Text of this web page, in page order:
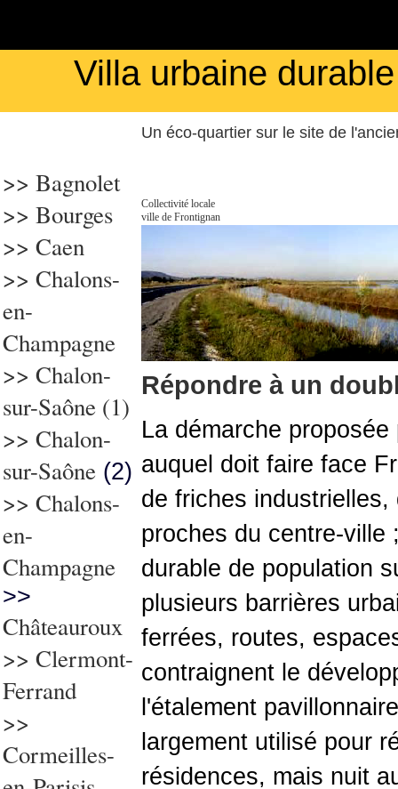
Villa urbaine
Un éco-quartier sur le site de
>> Bagnolet
>> Bourges
>> Caen
>> Chalons-
en-
Champagne
>> Chalon-
sur-Saône (1)
>> Chalon-
sur-Saône (2)
>> Chalons-
en-
Champagne
>>
Châteauroux
>> Clermont-
Ferrand
>>
Cormeilles-
Collectivité locale
ville de Frontignan
Répondre à un
La démarche
auquel doit faire face
de friches
proches du centre-ville
durable de population
plusieurs barrières
ferrées, routes,
contraignent le
l'étalement
largement utilisé pour
résidences, mais nuit